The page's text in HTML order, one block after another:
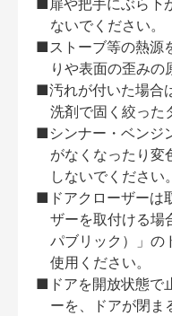
■扉や把手にぶら下
ないでください。
■ストーブ等の熱源
りや表面の歪みの
■汚れが付いた場合
洗剤で固く絞った
■シンナー・ベンジ
がなくなったり変
しないでください。
■ドアクローザーは
ザーを取付ける
パブリック）」の
使用ください。
■ドアを開放状態で
ーを、ドアが閉ま